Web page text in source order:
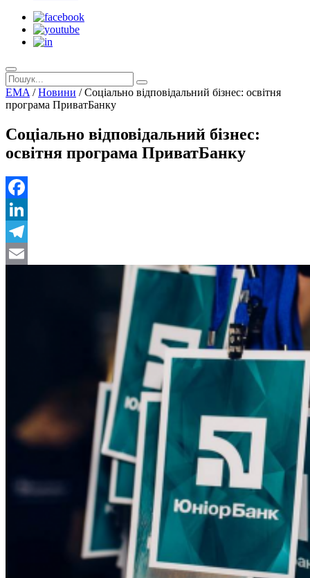
EMA /Новини /Соціально відповідальний бізнес: освітня
програма ПриватБанку
Соціально відповідальний бізнес:
освітня програма ПриватБанку
Facebook
LinkedIn
Telegram